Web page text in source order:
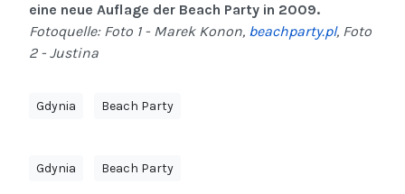
eine neue Auflage der Beach Party in 2009.
Fotoquelle: Foto 1 - Marek Konon, beachparty.pl, Foto
2 - Justina
Gdynia Beach Party
Gdynia Beach Party